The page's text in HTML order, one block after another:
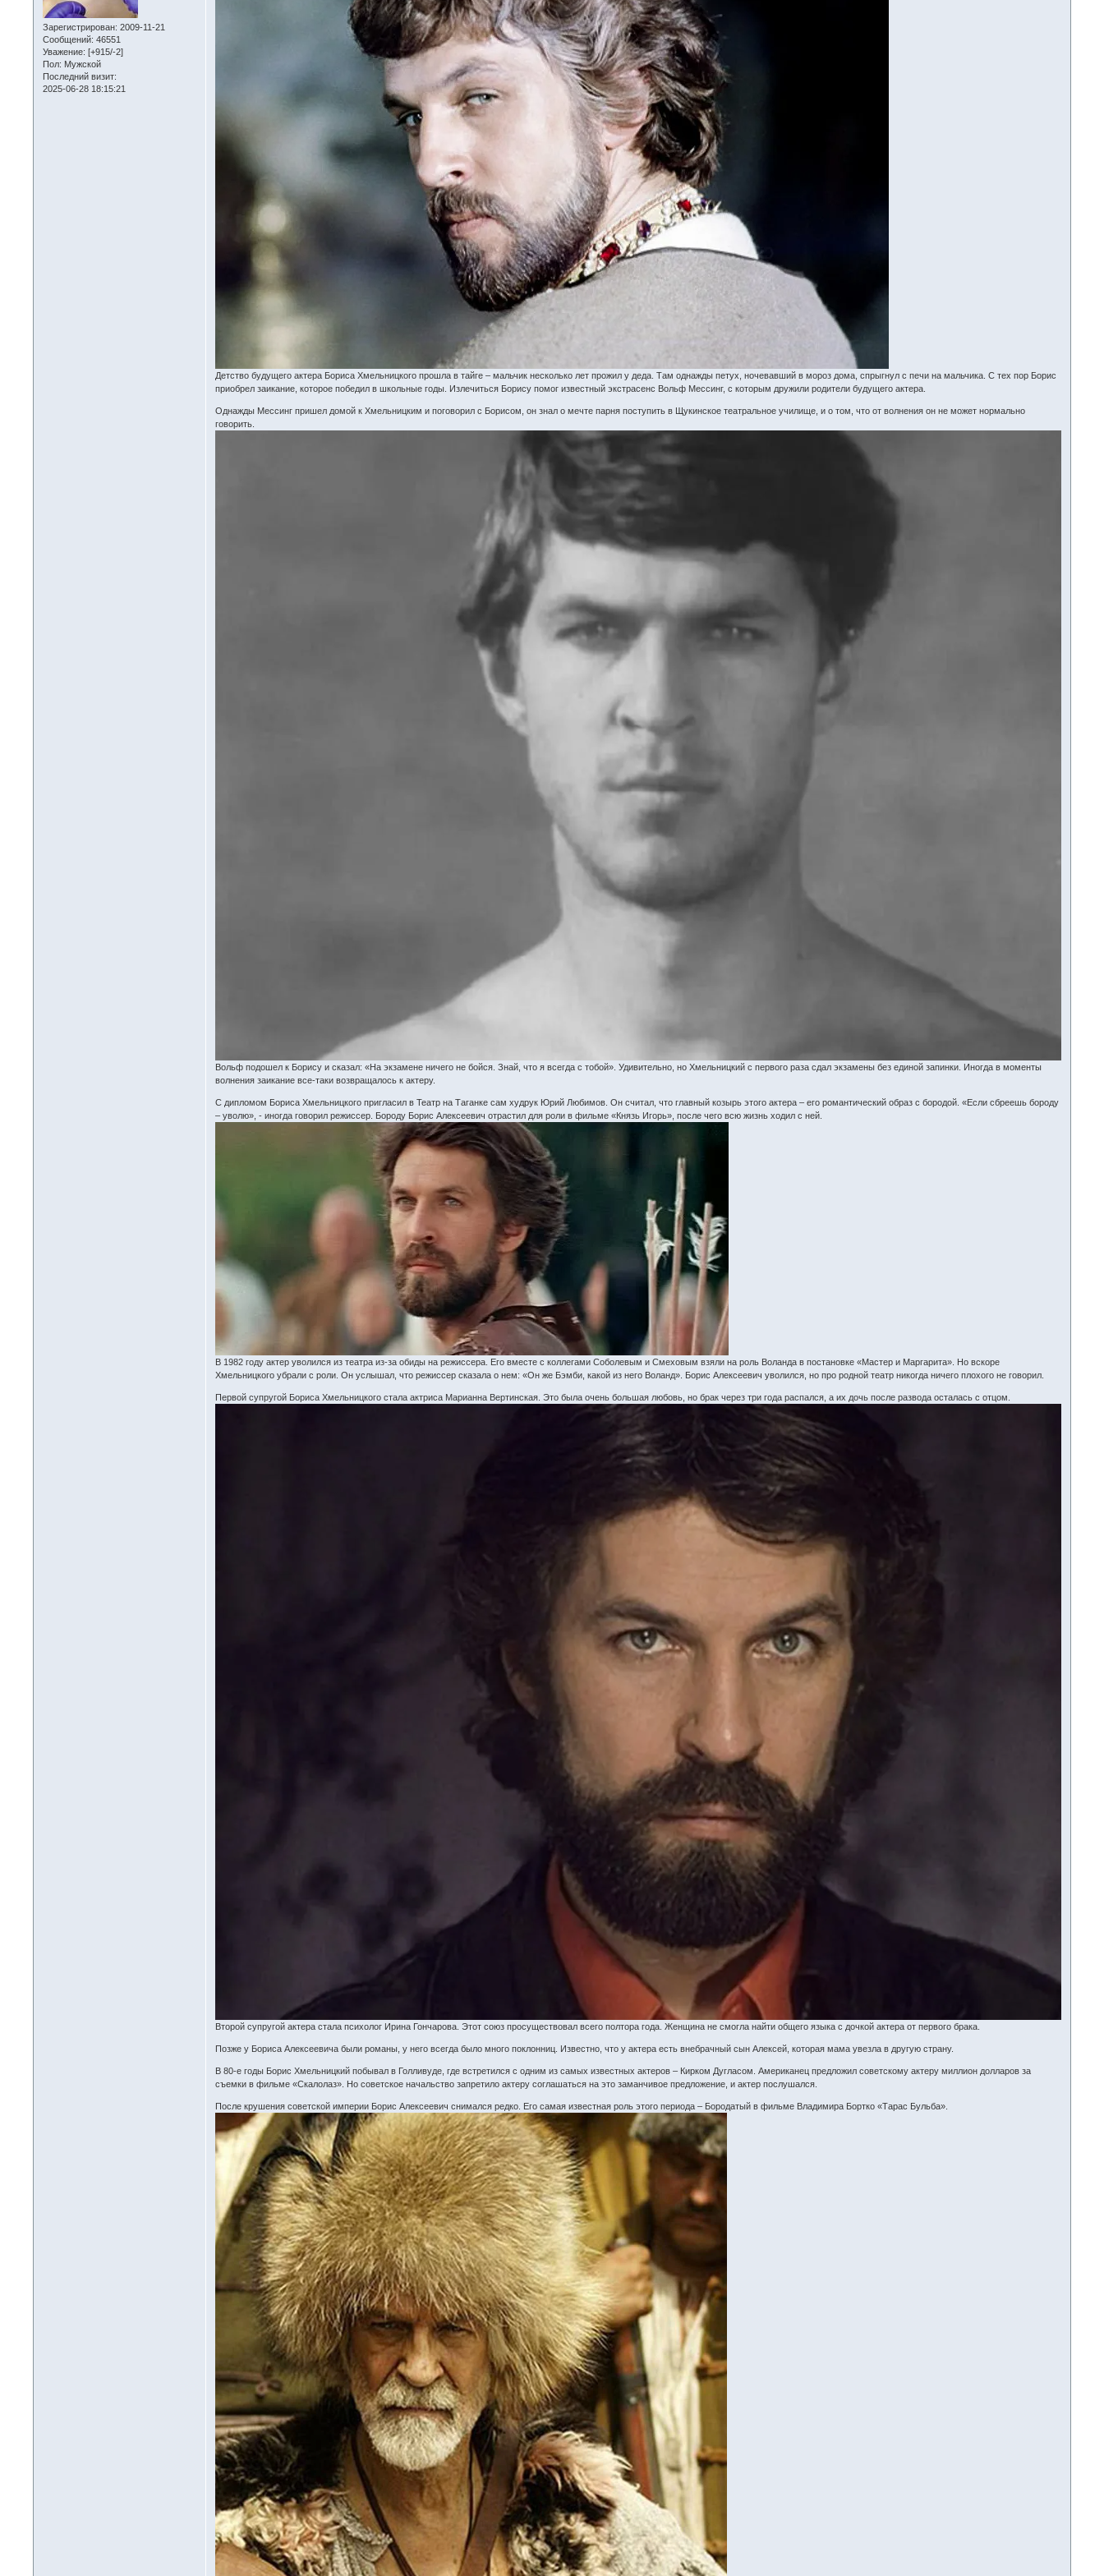
Зарегистрирован: 2009-11-21
Сообщений: 46551
Уважение: [+915/-2]
Пол: Мужской
Последний визит:
2025-06-28 18:15:21
Детство будущего актера Бориса Хмельницкого прошла в тайге – мальчик несколько лет прожил у деда. Там однажды петух, ночевавший в мороз дома, спрыгнул с печи на мальчика. С тех пор Борис
приобрел заикание, которое победил в школьные годы. Излечиться Борису помог известный экстрасенс Вольф Мессинг, с которым дружили родители будущего актера.
Однажды Мессинг пришел домой к Хмельницким и поговорил с Борисом, он знал о мечте парня поступить в Щукинское театральное училище, и о том, что от волнения он не может нормально
говорить.
Вольф подошел к Борису и сказал: «На экзамене ничего не бойся. Знай, что я всегда с тобой». Удивительно, но Хмельницкий с первого раза сдал экзамены без единой запинки. Иногда в моменты
волнения заикание все-таки возвращалось к актеру.
С дипломом Бориса Хмельницкого пригласил в Театр на Таганке сам худрук Юрий Любимов. Он считал, что главный козырь этого актера – его романтический образ с бородой. «Если сбреешь бороду
– уволю», - иногда говорил режиссер. Бороду Борис Алексеевич отрастил для роли в фильме «Князь Игорь», после чего всю жизнь ходил с ней.
В 1982 году актер уволился из театра из-за обиды на режиссера. Его вместе с коллегами Соболевым и Смеховым взяли на роль Воланда в постановке «Мастер и Маргарита». Но вскоре
Хмельницкого убрали с роли. Он услышал, что режиссер сказала о нем: «Он же Бэмби, какой из него Воланд». Борис Алексеевич уволился, но про родной театр никогда ничего плохого не говорил.
Первой супругой Бориса Хмельницкого стала актриса Марианна Вертинская. Это была очень большая любовь, но брак через три года распался, а их дочь после развода осталась с отцом.
Второй супругой актера стала психолог Ирина Гончарова. Этот союз просуществовал всего полтора года. Женщина не смогла найти общего языка с дочкой актера от первого брака.
Позже у Бориса Алексеевича были романы, у него всегда было много поклонниц. Известно, что у актера есть внебрачный сын Алексей, которая мама увезла в другую страну.
В 80-е годы Борис Хмельницкий побывал в Голливуде, где встретился с одним из самых известных актеров – Кирком Дугласом. Американец предложил советскому актеру миллион долларов за
съемки в фильме «Скалолаз». Но советское начальство запретило актеру соглашаться на это заманчивое предложение, и актер послушался.
После крушения советской империи Борис Алексеевич снимался редко. Его самая известная роль этого периода – Бородатый в фильме Владимира Бортко «Тарас Бульба».